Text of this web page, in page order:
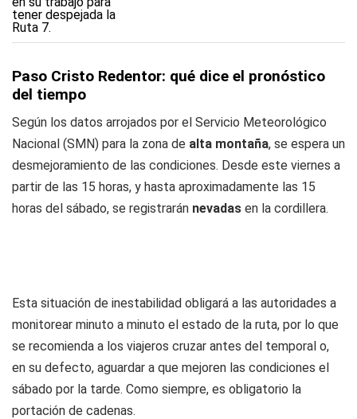
Paso Cristo Redentor: qué dice el pronóstico
del tiempo
Según los datos arrojados por el Servicio Meteorológico
Nacional (SMN) para la zona de alta montaña, se espera un
desmejoramiento de las condiciones. Desde este viernes a
partir de las 15 horas, y hasta aproximadamente las 15
horas del sábado, se registrarán nevadas en la cordillera.
Esta situación de inestabilidad obligará a las autoridades a
monitorear minuto a minuto el estado de la ruta, por lo que
se recomienda a los viajeros cruzar antes del temporal o,
en su defecto, aguardar a que mejoren las condiciones el
sábado por la tarde. Como siempre, es obligatorio la
portación de cadenas.